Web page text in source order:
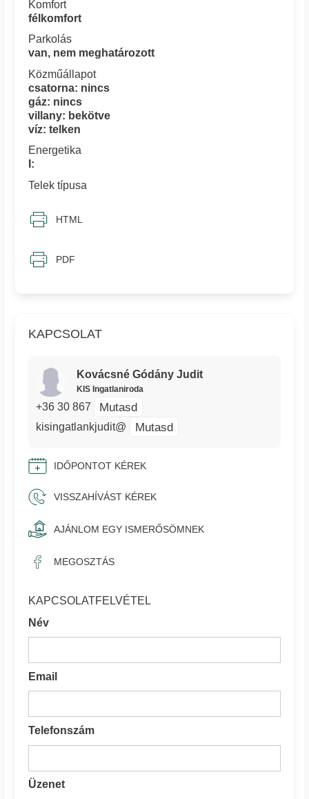
KAPCSOLAT
Kovácsné Gódány Judit
KIS Ingatlaniroda
+36 30 867 Mutasd
kisingatlankjudit@ Mutasd
IDŐPONTOT KÉREK
VISSZAHÍVÁST KÉREK
AJÁNLOM EGY ISMERŐSÖMNEK
MEGOSZTÁS
KAPCSOLATFELVÉTEL
Név
Email
Telefonszám
Üzenet
Komfort
félkomfort
Parkolás
van, nem meghatározott
Közműállapot
csatorna: nincs
gáz: nincs
villany: bekötve
víz: telken
Energetika
I:
Telek típusa
HTML
PDF